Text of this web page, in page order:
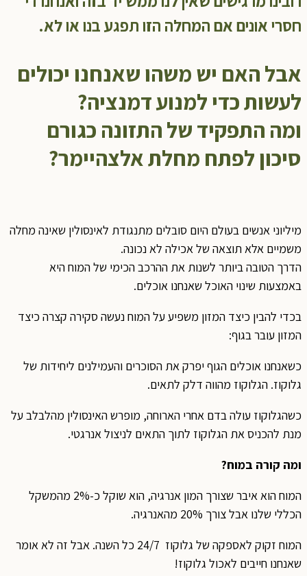
חסרי אונים אם המחלה הזו תפגע בנו או לא.
אבל האם יש משהו שאנחנו יכולים
לעשות כדי למנוע דמנציה?
ומה התפקיד של התזונה כגורם
סיכון לפתח מחלת אלצהיימר?
מיליוני אנשים בעולם היום סובלים מתנגודת לאינסולין שאינה מחלה
משמיים אלא תוצאה של אכילה לא נכונה.
הדרך הטובה ביותר לשנות את ההרכב הכימי של המוח היא
באמצעות שינוי האוכל שאנחנו אוכלים.
בכדי להבין כיצד המזון משפיע על המוח נעשה סקירה קצרה כיצד
המזון עובר בגוף:
כשאנחנו אוכלים הגוף יפרק את הסוכרים והעמילנים ליחידות של
גלוקוז. הגלוקוז מהווה דלק לתאים.
כשהגלוקוז עולה בדם אחרי הארוחה, מופרש האינסולין מהלבלב על
מנת להכניס את הגלוקוז לתוך התאים לניצול אנרגטי.
ומה קורה במוח?
המוח הוא איבר שצורך המון אנרגיה, הוא שוקל כ-2% מהמשקל
הכללי שלנו אבל צורך 20% מהאנרגיה.
המוח זקוק לאספקה של גלוקוז 24/7 כל השנה. אבל זה לא אומר
שאנחנו חייבים לאכול גלוקוז!